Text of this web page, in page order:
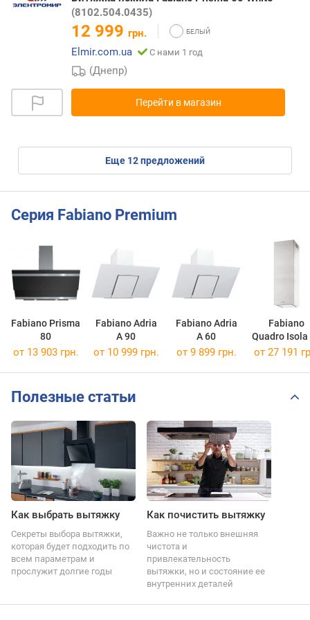
(8102.504.0435)
12 999 грн.
Elmir.com.ua
С нами 1 год
(Днепр)
Перейти в магазин
eще 12предложений
Серия Fabiano Premium
Fabiano Prisma
80
Fabiano Adria
A 90
Fabiano Adria
A 60
Fabiano
Quadro Isola
от 13 903 грн. от 10 999 грн. от 9 899 грн. от 27 191
Полезные статьи
Как выбрать вытяжку
Секреты выбора вытяжки,
которая будет подходить по
всем параметрам и
прослужит долгие годы
Как почистить вытяжку
Важно не только внешняя
чистота и
привлекательность
вытяжки, но и состояние ее
внутренних деталей